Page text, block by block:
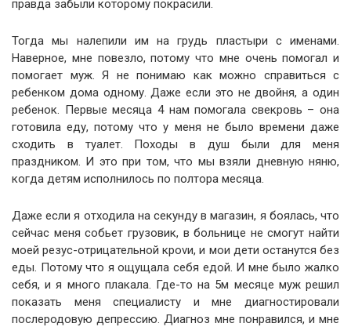
правда забыли которому покрасили.
Тогда мы налепили им на грудь пластыри с именами.
Наверное, мне повезло, потому что мне очень помогал и
помогает муж. Я не понимаю как можно справиться с
ребенком дома одному. Даже если это не двойня, а один
ребенок. Первые месяца 4 нам помогала свекровь – она
готовила еду, потому что у меня не было времени даже
сходить в туалет. Походы в душ были для меня
праздником. И это при том, что мы взяли дневную няню,
когда детям исполнилось по полтора месяца.
Даже если я отходила на секунду в магазин, я боялась, что
сейчас меня собьет грузовик, в больнице не смогут найти
моей резус-отрицательной кроvи, и мои дети останутся без
еды. Потому что я ощущала себя едой. И мне было жалко
себя, и я много плакала. Где-то на 5м месяце муж решил
показать меня специалисту и мне диагностировали
послеродовую депрессию. Диагноз мне понравился, и мне